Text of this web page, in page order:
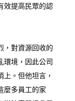
效提高民眾的認
，對資源回收的
環境，因此公司
上。但他坦言，
麼多員工的家